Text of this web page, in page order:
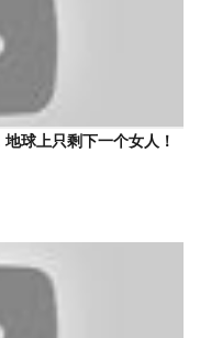
球上只剩下一个女人！